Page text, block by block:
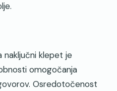
klepet je
omogočanja
Osredotočenost